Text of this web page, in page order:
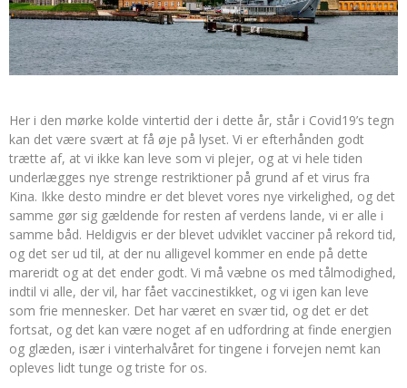
Her i den mørke kolde vintertid der i dette år, står i Covid19’s tegn
kan det være svært at få øje på lyset. Vi er efterhånden godt
trætte af, at vi ikke kan leve som vi plejer, og at vi hele tiden
underlægges nye strenge restriktioner på grund af et virus fra
Kina. Ikke desto mindre er det blevet vores nye virkelighed, og det
samme gør sig gældende for resten af verdens lande, vi er alle i
samme båd. Heldigvis er der blevet udviklet vacciner på rekord tid,
og det ser ud til, at der nu alligevel kommer en ende på dette
mareridt og at det ender godt. Vi må væbne os med tålmodighed,
indtil vi alle, der vil, har fået vaccinestikket, og vi igen kan leve
som frie mennesker. Det har været en svær tid, og det er det
fortsat, og det kan være noget af en udfordring at finde energien
og glæden, især i vinterhalvåret for tingene i forvejen nemt kan
opleves lidt tunge og triste for os.